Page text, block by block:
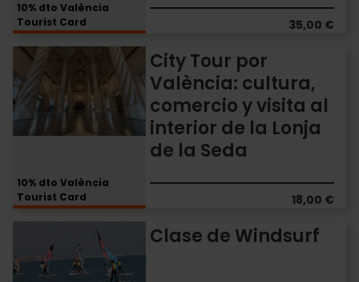
10% dto València
Tourist Card
35,00 €
Moderna"
en
neerlandés
10% dto València
Tourist Card
City Tour por
València: cultura,
comercio y visita al
interior de la Lonja
de la Seda
18,00 €
City
por
València:
cultura,
comercio
al
interior
de
Lonja
de
Clase de Windsurf
Windsurf